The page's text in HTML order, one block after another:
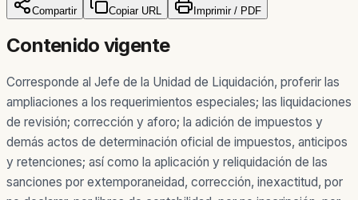
Compartir Copiar URL Imprimir / PDF
Contenido vigente
Corresponde al Jefe de la Unidad de Liquidación, proferir las
ampliaciones a los requerimientos especiales; las liquidaciones
de revisión; corrección y aforo; la adición de impuestos y
demás actos de determinación oficial de impuestos, anticipos
y retenciones; así como la aplicación y reliquidación de las
sanciones por extemporaneidad, corrección, inexactitud, por